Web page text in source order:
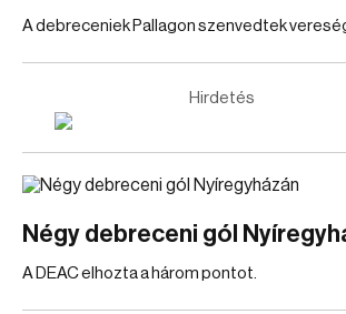
A debreceniek Pallagon szenvedtek
Hirdetés
Négy debreceni gól
A DEAC elhozta a három pontot.